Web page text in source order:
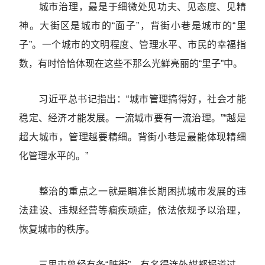
城市治理，最是于细微处见功夫、见态度、见精
神。大街区是城市的“面子”，背街小巷是城市的“里
子”。一个城市的文明程度、管理水平、市民的幸福指
数，有时恰恰体现在这些不那么光鲜亮丽的“里子”中。
习近平总书记指出：“城市管理搞得好，社会才能
稳定、经济才能发展。一流城市要有一流治理。”“越是
超大城市，管理越要精细。背街小巷是最能体现精细
化管理水平的。”
整治的重点之一就是瞄准长期困扰城市发展的违
法建设、违规经营等痼疾顽症，依法依规予以治理，
恢复城市的秩序。